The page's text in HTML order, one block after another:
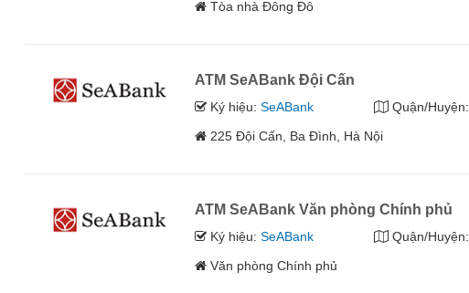
Tòa nhà Đông Đô
ATM SeABank Đội Cấn
Ký hiệu:SeABank Quận/Huyện:
225 Đội Cấn, Ba Đình, Hà Nội
ATM SeABank Văn phòng Chính phủ
Ký hiệu:SeABank Quận/Huyện:
Văn phòng Chính phủ